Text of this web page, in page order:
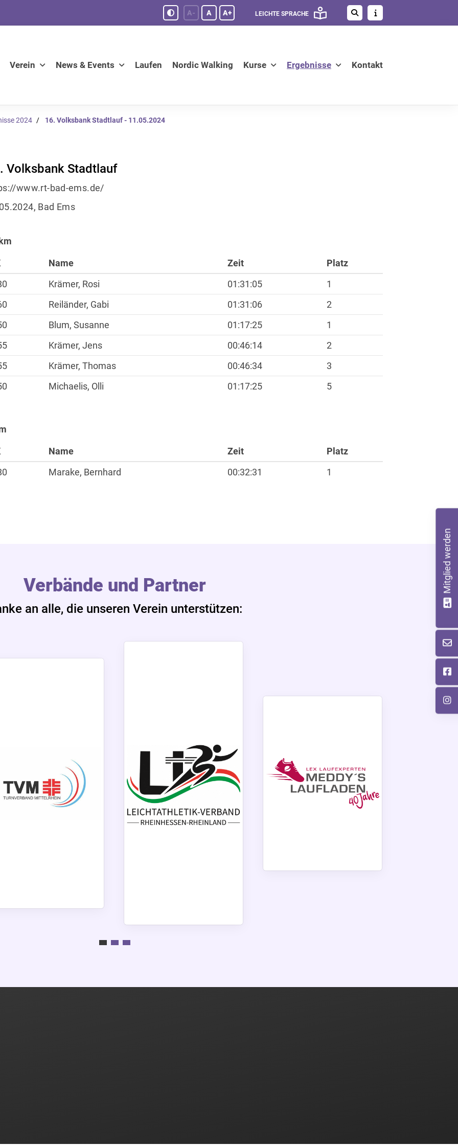
A- A A+ LEICHTE SPRACHE
Verein News & Events Laufen Nordic Walking Kurse Ergebnisse Kontakt
2024 16. Volksbank Stadtlauf - 11.05.2024
Volksbank Stadtlauf
www.rt-bad-ems.de/
Bad Ems
Name Zeit
Platz
Krämer, Rosi 01:31:05
1
Reiländer, Gabi 01:31:06
2
Blum, Susanne 01:17:25
1
Krämer, Jens 00:46:14
2
Krämer, Thomas 00:46:34
3
Michaelis, Olli 01:17:25 5
Name Zeit
Platz
Marake, Bernhard 00:32:31 1
Verbände und Partner
an alle, die unseren Verein unterstützen:
Mitglied werden
Nordic Walking
Alles zur Mitgliedschaft